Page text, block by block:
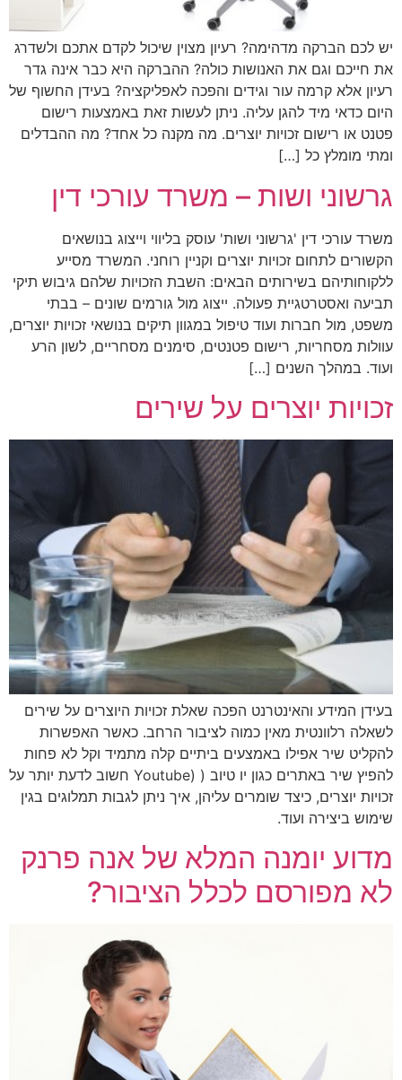
יש לכם הברקה מדהימה? רעיון מצוין שיכול לקדם אתכם ולשדרג
את חייכם וגם את האנושות כולה? ההברקה היא כבר אינה גדר
רעיון אלא קרמה עור וגידים והפכה לאפליקציה? בעידן החשוף של
היום כדאי מיד להגן עליה. ניתן לעשות זאת באמצעות רישום
פטנט או רישום זכויות יוצרים. מה מקנה כל אחד? מה ההבדלים
ומתי מומלץ כל […]
גרשוני ושות – משרד עורכי דין
משרד עורכי דין 'גרשוני ושות' עוסק בליווי וייצוג בנושאים
הקשורים לתחום זכויות יוצרים וקניין רוחני. המשרד מסייע
ללקוחותיהם בשירותים הבאים: השבת הזכויות שלהם גיבוש תיקי
תביעה ואסטרטגיית פעולה. ייצוג מול גורמים שונים – בבתי
משפט, מול חברות ועוד טיפול במגוון תיקים בנושאי זכויות יוצרים,
עוולות מסחריות, רישום פטנטים, סימנים מסחריים, לשון הרע
ועוד. במהלך השנים […]
זכויות יוצרים על שירים
בעידן המידע והאינטרנט הפכה שאלת זכויות היוצרים על שירים
לשאלה רלוונטית מאין כמוה לציבור הרחב. כאשר האפשרות
להקליט שיר אפילו באמצעים ביתיים קלה מתמיד וקל לא פחות
להפיץ שיר באתרים כגון יו טיוב ( (Youtube חשוב לדעת יותר על
זכויות יוצרים, כיצד שומרים עליהן, איך ניתן לגבות תמלוגים בגין
שימוש ביצירה ועוד.
מדוע יומנה המלא של אנה פרנק
לא מפורסם לכלל הציבור?